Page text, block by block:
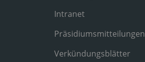
Intranet
Präsidiumsmitteilungen
Verkündungsblätter